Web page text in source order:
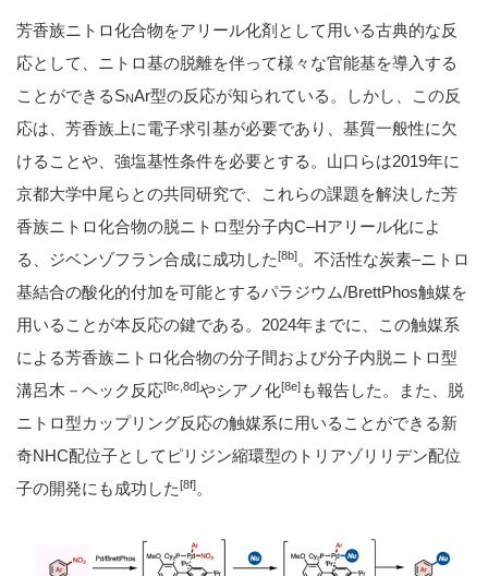
芳香族ニトロ化合物をアリール化剤として用いる古典的な反
応として、ニトロ基の脱離を伴って様々な官能基を導入する
ことができるSNAr型の反応が知られている。しかし、この反
応は、芳香族上に電子求引基が必要であり、基質一般性に欠
けることや、強塩基性条件を必要とする。山口らは2019年に
京都大学中尾らとの共同研究で、これらの課題を解決した芳
香族ニトロ化合物の脱ニトロ型分子内C–Hアリール化によ
る、ジベンゾフラン合成に成功した[8b]。不活性な炭素–ニトロ
基結合の酸化的付加を可能とするパラジウム/BrettPhos触媒を
用いることが本反応の鍵である。2024年までに、この触媒系
による芳香族ニトロ化合物の分子間および分子内脱ニトロ型
溝呂木－ヘック反応[8c,8d]やシアノ化[8e] も報告した。また、脱
ニトロ型カップリング反応の触媒系に用いることができる新
奇NHC配位子としてピリジン縮環型のトリアゾリリデン配位
子の開発にも成功した[8f]。